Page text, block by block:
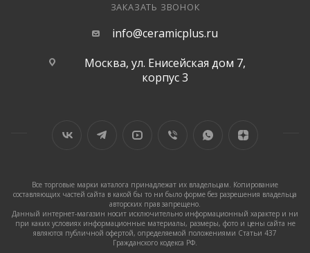
ЗАКАЗАТЬ ЗВОНОК
info@ceramicplus.ru
Москва, ул. Енисейская дом 7,
корпус 3
Все торговые марки каталога принадлежат их владельцам. Копирование
составляющих частей сайта в какой бы то ни было форме без разрешения владельца
авторских прав запрещено.
Данный интернет-магазин носит исключительно информационный характер и ни
при каких условиях информационные материалы, размеры, фото и цены сайта не
являются публичной офертой, определяемой положениями Статьи 437
Гражданского кодекса РФ.